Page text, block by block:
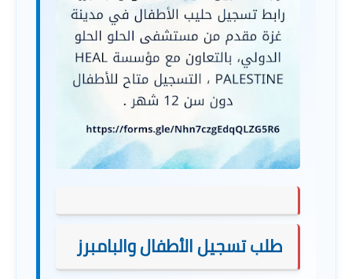
طلب تسجيل الأطفال والبامبرز